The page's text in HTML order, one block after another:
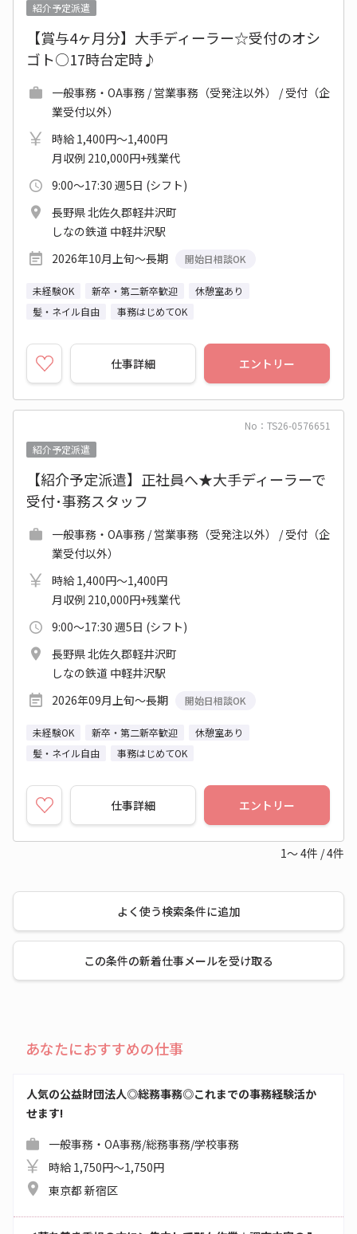
紹介予定派遣
【賞与4ヶ月分】大手ディーラー☆受付のオシ
ゴト○17時台定時♪
一般事務・OA事務 / 営業事務（受発注以外） / 受付（企
業受付以外）
時給 1,400円～1,400円
月収例 210,000円+残業代
9:00～17:30 週5日 (シフト)
長野県 北佐久郡軽井沢町
しなの鉄道 中軽井沢駅
2026年10月上旬～長期
開始日相談OK
未経験OK 新卒・第二新卒歓迎
休憩室あり
髪・ネイル自由
事務はじめてOK
仕事詳細 エントリー
No：TS26-0576651
紹介予定派遣
【紹介予定派遣】正社員へ★大手ディーラーで
受付･事務スタッフ
一般事務・OA事務 / 営業事務（受発注以外） / 受付（企
業受付以外）
時給 1,400円～1,400円
月収例 210,000円+残業代
9:00～17:30 週5日 (シフト)
長野県 北佐久郡軽井沢町
しなの鉄道 中軽井沢駅
2026年09月上旬～長期
開始日相談OK
未経験OK 新卒・第二新卒歓迎
休憩室あり
髪・ネイル自由
事務はじめてOK
仕事詳細 エントリー
1～4件 /4件
よく使う検索条件に追加
この条件の新着仕事メールを受け取る
あなたにおすすめの仕事
人気の公益財団法人◎総務事務◎これまでの事務経験活か
せます!
一般事務・OA事務/総務事務/学校事務
時給 1,750円～1,750円
東京都 新宿区